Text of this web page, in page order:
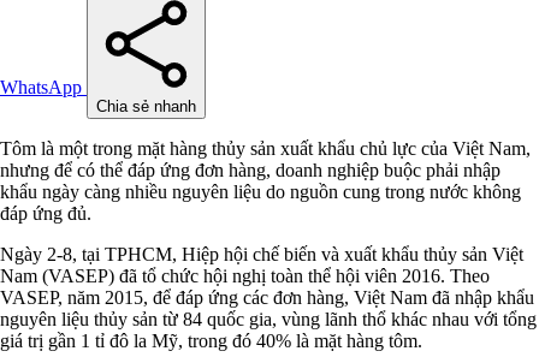
WhatsApp
Chia sẻ nhanh
Tôm là một trong mặt hàng thủy sản xuất khẩu chủ lực của Việt Nam,
nhưng để có thể đáp ứng đơn hàng, doanh nghiệp buộc phải nhập
khẩu ngày càng nhiều nguyên liệu do nguồn cung trong nước không
đáp ứng đủ.
Ngày 2-8, tại TPHCM, Hiệp hội chế biến và xuất khẩu thủy sản Việt
Nam (VASEP) đã tổ chức hội nghị toàn thể hội viên 2016. Theo
VASEP, năm 2015, để đáp ứng các đơn hàng, Việt Nam đã nhập khẩu
nguyên liệu thủy sản từ 84 quốc gia, vùng lãnh thổ khác nhau với tổng
giá trị gần 1 tỉ đô la Mỹ, trong đó 40% là mặt hàng tôm.